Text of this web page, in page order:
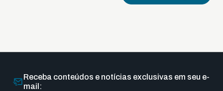
Receba conteúdos e notícias exclusivas em seu e-
mail: